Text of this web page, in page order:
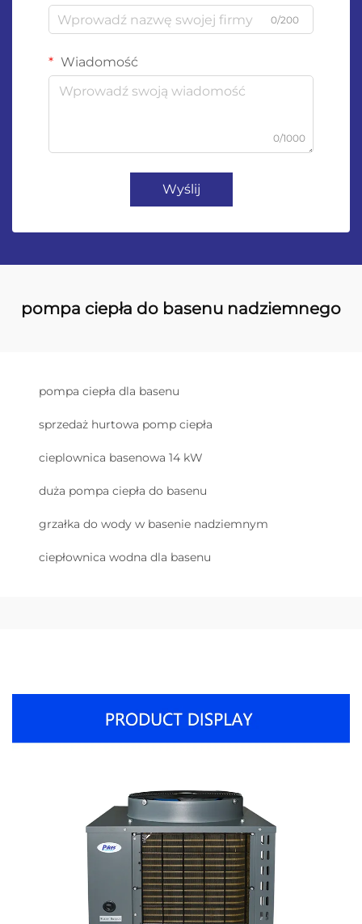
0/200
Wiadomość
0/1000
Wyślij
pompa ciepła do basenu nadziemnego
pompa ciepła dla basenu
sprzedaż hurtowa pomp ciepła
cieplownica basenowa 14 kW
duża pompa ciepła do basenu
grzałka do wody w basenie nadziemnym
ciepłownica wodna dla basenu